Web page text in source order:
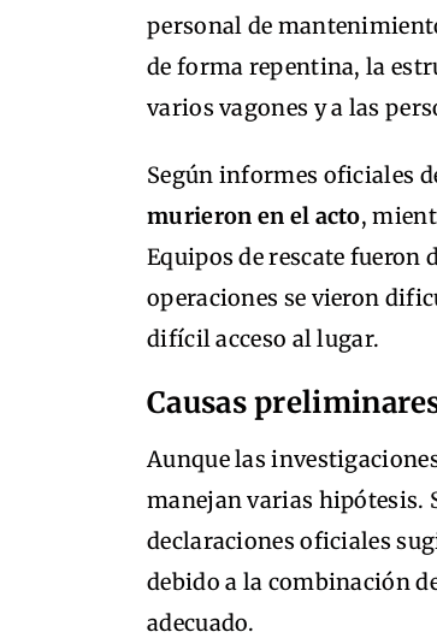
personal de
de forma repentina, la
varios vagones y a las
Según informes oficiales
murieron en el acto,
Equipos de rescate fueron
operaciones se vieron
difícil acceso al lugar.
Causas
Aunque las
manejan varias hipótesis.
declaraciones oficiales
debido a la combinación
adecuado.